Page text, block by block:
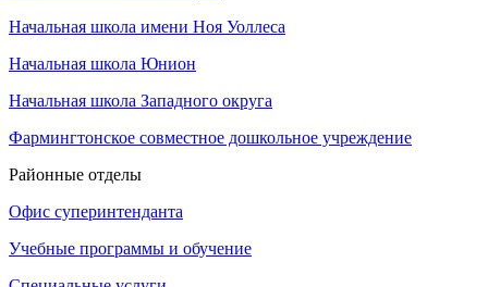
Начальная школа имени Ноя Уоллеса
Начальная школа Юнион
Начальная школа Западного округа
Фармингтонское совместное дошкольное учреждение
Районные отделы
Офис суперинтенданта
Учебные программы и обучение